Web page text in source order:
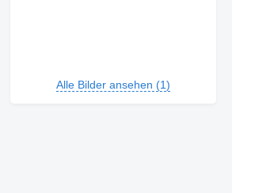
Alle Bilder ansehen (1)